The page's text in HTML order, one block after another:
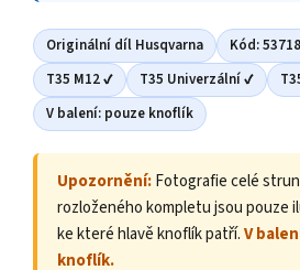
Originální díl Husqvarna Kód:
T35 M12 ✔
T35 Univerzální ✔
V balení: pouze knoflík
Upozornění:Fotografie celé
rozloženého kompletu jsou pouze
ke které hlavě knoflík patří.V
knoflík.